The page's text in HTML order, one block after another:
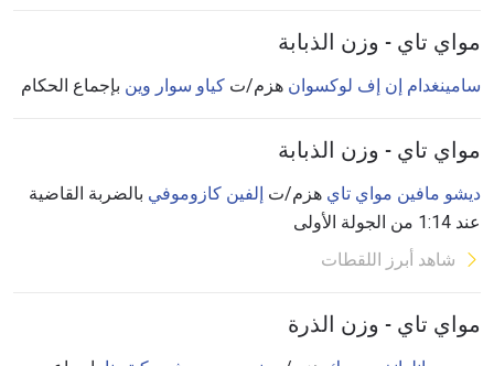
مواي تاي - وزن الذبابة
سامينغدام إن إف لوكسوان هزم/ت كياو سوار وين بإجماع الحكام
مواي تاي - وزن الذبابة
ديشو مافين مواي تاي هزم/ت إلفين كازوموفي بالضربة القاضية
عند 1:14 من الجولة الأولى
شاهد أبرز اللقطات
مواي تاي - وزن الذرة